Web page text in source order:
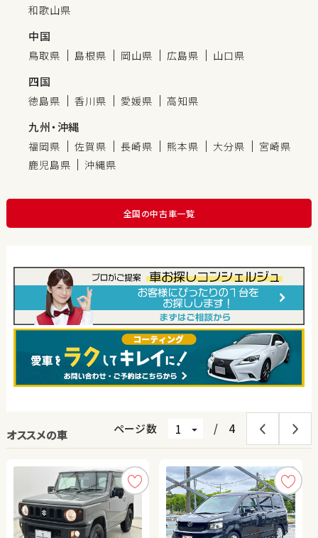
和歌山県
中国
鳥取県 島根県 岡山県 広島県 山口県
四国
徳島県 香川県 愛媛県 高知県
九州・沖縄
福岡県 佐賀県 長崎県 熊本県 大分県
宮崎県
鹿児島県
沖縄県
全国の中古車一覧
オススメの車 ページ数 / 4